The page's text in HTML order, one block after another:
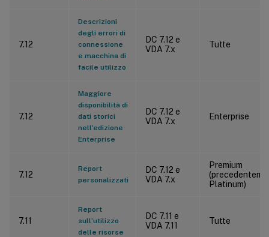
7.12
Descrizioni
degli errori di
connessione
e macchina di
facile utilizzo
DC 7.12 e
VDA 7.x
Tutte
7.12
Maggiore
disponibilità di
dati storici
nell’edizione
Enterprise
DC 7.12 e
VDA 7.x
Enterprise
7.12
Report
personalizzati
DC 7.12 e
VDA 7.x
Premium
Platinum)
7.11
Report
sull’utilizzo
delle risorse
DC 7.11 e
VDA 7.11
Tutte